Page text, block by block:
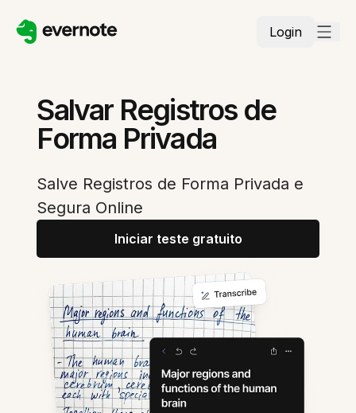
Login
Salvar Registros de
Forma Privada
Salve Registros de Forma Privada e
Segura Online
Iniciar teste gratuito